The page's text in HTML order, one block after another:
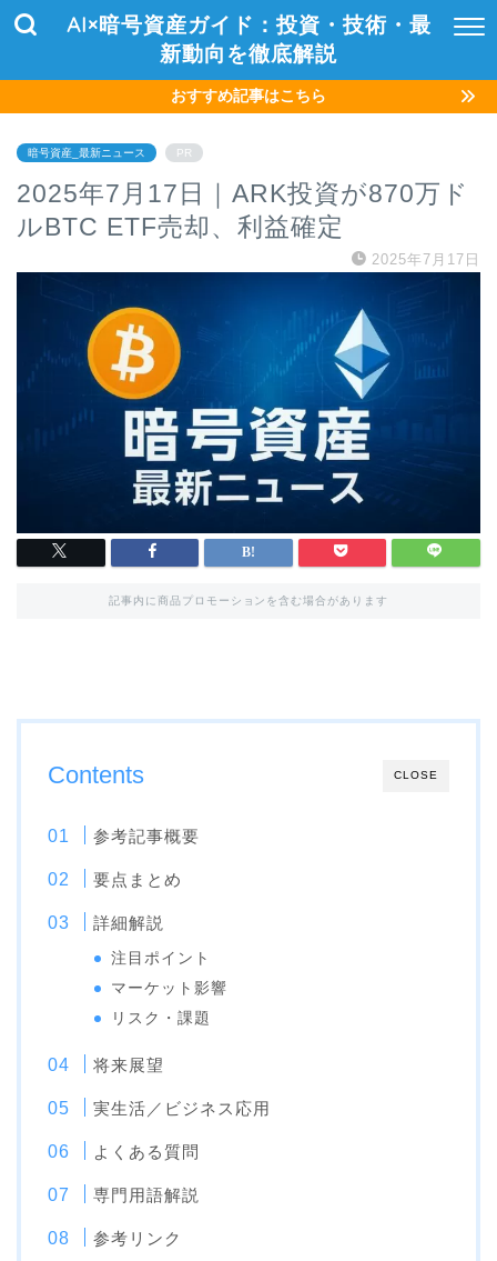
AI×暗号資産ガイド：投資・技術・最
新動向を徹底解説
おすすめ記事はこちら
暗号資産_最新ニュース PR
2025年7月17日｜ARK投資が870万ド
ルBTC ETF売却、利益確定
2025年7月17日
記事内に商品プロモーションを含む場合があります
CLOSE
Contents
参考記事概要
要点まとめ
詳細解説
注目ポイント
マーケット影響
リスク・課題
将来展望
実生活／ビジネス応用
よくある質問
専門用語解説
参考リンク